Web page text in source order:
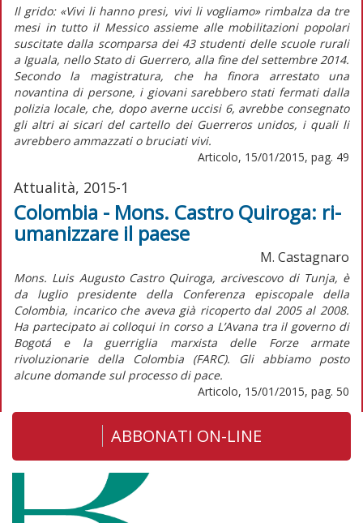
Il grido: «Vivi li hanno presi, vivi li vogliamo» rimbalza da tre
mesi in tutto il Messico assieme alle mobilitazioni popolari
suscitate dalla scomparsa dei 43 studenti delle scuole rurali
a Iguala, nello Stato di Guerrero, alla fine del settembre 2014.
Secondo la magistratura, che ha finora arrestato una
novantina di persone, i giovani sarebbero stati fermati dalla
polizia locale, che, dopo averne uccisi 6, avrebbe consegnato
gli altri ai sicari del cartello dei Guerreros unidos, i quali li
avrebbero ammazzati o bruciati vivi.
Articolo, 15/01/2015, pag. 49
Attualità, 2015-1
Colombia - Mons. Castro Quiroga: ri-
umanizzare il paese
M. Castagnaro
Mons. Luis Augusto Castro Quiroga, arcivescovo di Tunja, è
da luglio presidente della Conferenza episcopale della
Colombia, incarico che aveva già ricoperto dal 2005 al 2008.
Ha partecipato ai colloqui in corso a L’Avana tra il governo di
Bogotá e la guerriglia marxista delle Forze armate
rivoluzionarie della Colombia (FARC). Gli abbiamo posto
alcune domande sul processo di pace.
Articolo, 15/01/2015, pag. 50
ABBONATI ON-LINE